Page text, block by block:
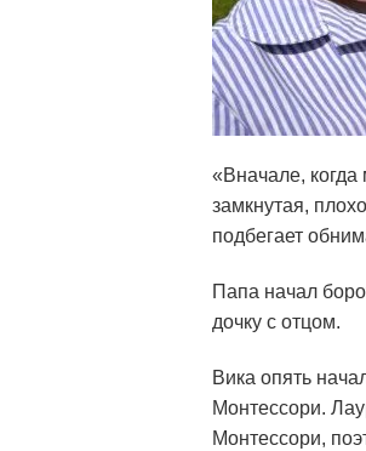
«Вначале,
замкнутая,
подбегает
Папа начал
дочку с отцом.
Вика опять
Монтессори.
Монтессори,